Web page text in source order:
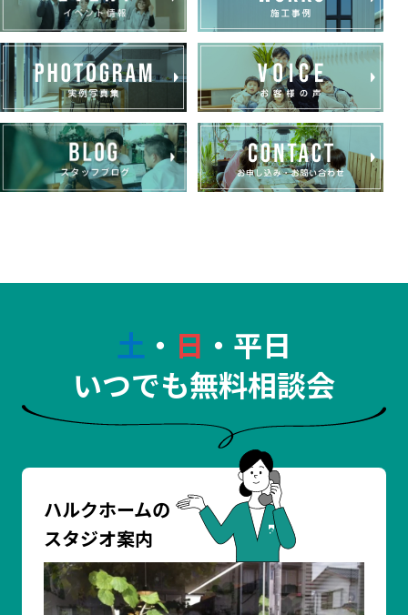
土 ・ 日 ・平日
いつでも無料相談会
ハルクホームの
スタジオ案内